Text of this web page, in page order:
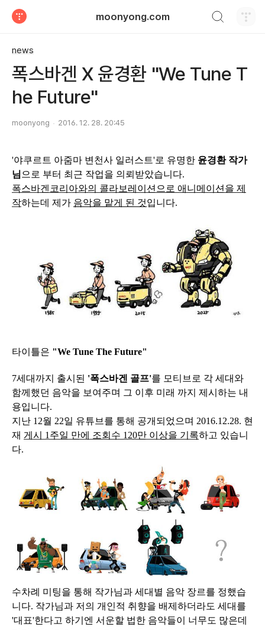
moonyong.com
news
폭스바겐 X 윤경환 "We Tune T
he Future"
moonyong 2016. 12. 28. 20:45
'야쿠르트 아줌마 변천사 일러스트'로 유명한 윤경환 작가
님 으로 부터 최근 작업을 의뢰받았습니다.
폭스바겐코리아와의 콜라보레이션으로 애니메이션을 제
작하는데 제가 음악을 맡게 된 것입니다.
타이틀은 "We Tune The Future"
7세대까지 출시된 '폭스바겐 골프'를 모티브로 각 세대와
함께했던 음악을 보여주며 그 이후 미래 까지 제시하는 내
용입니다.
지난 12월 22일 유튜브를 통해 공개되었으며 2016.12.28. 현
재 게시 1주일 만에 조회수 120만 이상을 기록하고 있습니
다.
수차례 미팅을 통해 작가님과 세대별 음악 장르를 정했습
니다. 작가님과 저의 개인적 취향을 배제하더라도 세대를
'대표'한다고 하기엔 서운할 법한 음악들이 너무도 많은데